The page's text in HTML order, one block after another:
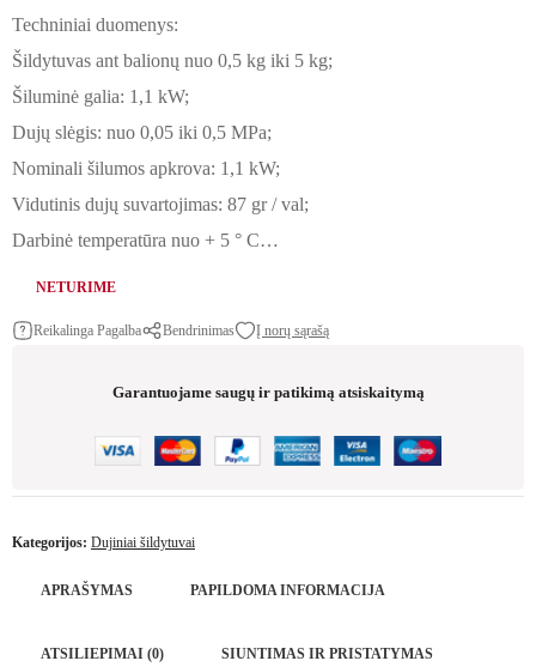
Techniniai duomenys:
Šildytuvas ant balionų nuo 0,5 kg iki 5 kg;
Šiluminė galia: 1,1 kW;
Dujų slėgis: nuo 0,05 iki 0,5 MPa;
Nominali šilumos apkrova: 1,1 kW;
Vidutinis dujų suvartojimas: 87 gr / val;
Darbinė temperatūra nuo + 5 ° C…
NETURIME
Reikalinga Pagalba Bendrinimas Į norų sąrašą
Garantuojame saugų ir patikimą atsiskaitymą
Kategorijos: Dujiniai šildytuvai
APRAŠYMAS PAPILDOMA INFORMACIJA
ATSILIEPIMAI (0) SIUNTIMAS IR PRISTATYMAS